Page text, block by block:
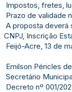
Impostos, fretes,
Prazo de validade
A proposta deverá
CNPJ, Inscrição
Feijó-Acre, 13 de
Emilson Péricles
Secretário
Decreto nº 001/